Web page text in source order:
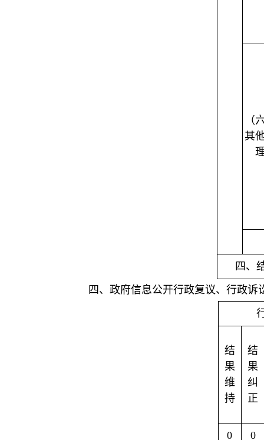
（
其
四、
四、政府信息公开行政复议、行政诉
结
果
维
持
结
果
纠
正
0 0